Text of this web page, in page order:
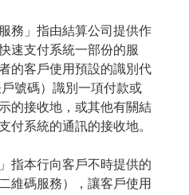
務」指由結算公司提供作
速支付系統一部份的服
的客戶使用預設的識別代
號碼）識別一項付款或
的接收地，或其他有關結
付系統的通訊的接收地。
指本行向客戶不時提供的
維碼服務），讓客戶使用